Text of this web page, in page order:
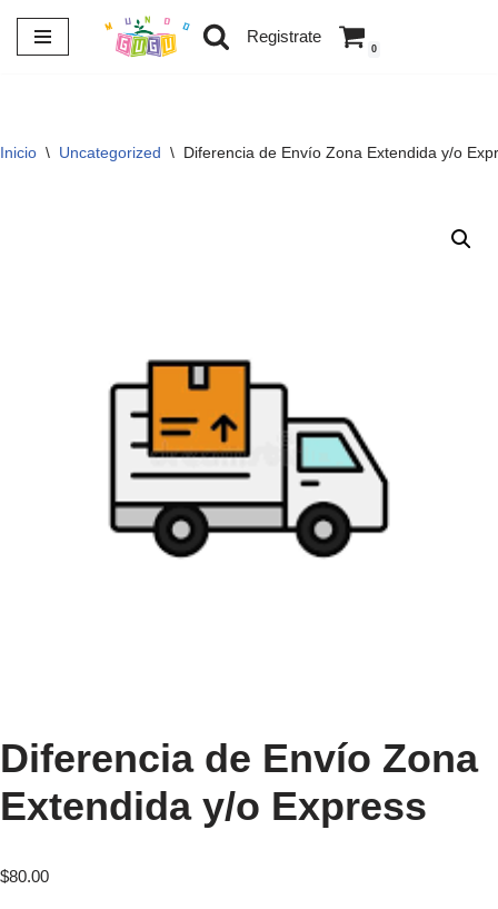
Saltar
Registrate
0
Inicio \ Uncategorized \ Diferencia de Envío Zona Extendida y/o
Diferencia de Envío Zona
Extendida y/o Express
$80.00